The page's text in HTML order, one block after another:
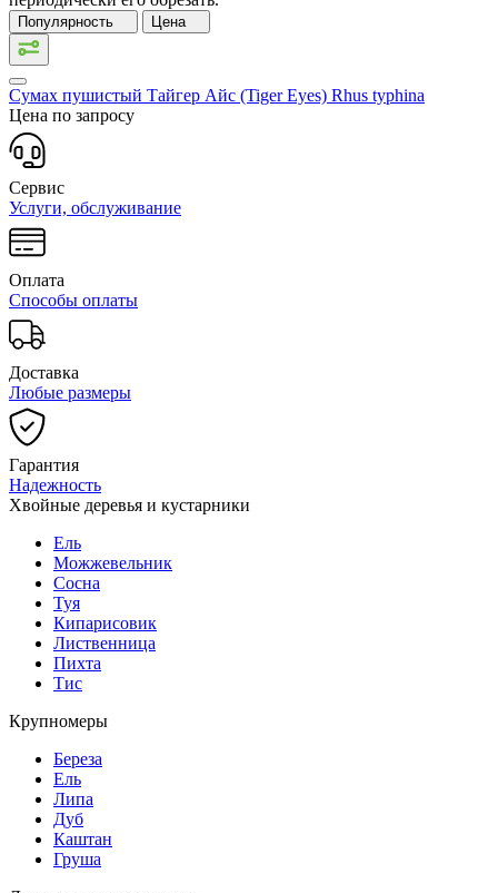
Популярность Цена
Сумах пушистый Тайгер Айс (Tiger Eyes) Rhus typhina
Цена по запросу
Сервис
Услуги, обслуживание
Оплата
Способы оплаты
Доставка
Любые размеры
Гарантия
Надежность
Хвойные деревья и кустарники
Ель
Можжевельник
Сосна
Туя
Кипарисовик
Лиственница
Пихта
Тис
Крупномеры
Береза
Ель
Липа
Дуб
Каштан
Груша